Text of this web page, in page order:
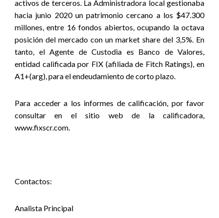
activos de terceros. La Administradora local gestionaba
hacia junio 2020 un patrimonio cercano a los $47.300
millones, entre 16 fondos abiertos, ocupando la octava
posición del mercado con un market share del 3,5%. En
tanto, el Agente de Custodia es Banco de Valores,
entidad calificada por FIX (afiliada de Fitch Ratings), en
A1+(arg), para el endeudamiento de corto plazo.
Para acceder a los informes de calificación, por favor
consultar en el sitio web de la calificadora,
www.fixscr.com.
Contactos:
Analista Principal